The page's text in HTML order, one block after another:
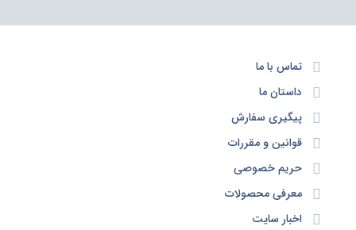
تماس با ما
داستان ما
پیگیری سفارش
قوانین و مقررات
حریم خصوصی
معرفی محصولات
اخبار سایت